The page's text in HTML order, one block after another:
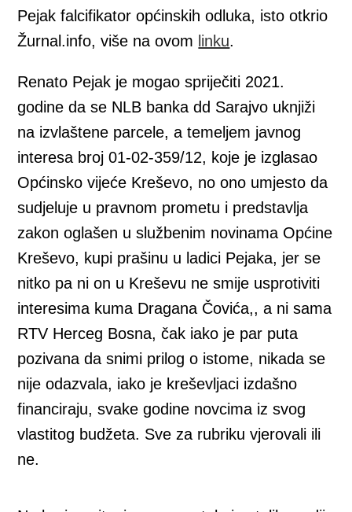
Pejak falcifikator općinskih odluka, isto otkrio
Žurnal.info, više na ovom linku.
Renato Pejak je mogao spriječiti 2021.
godine da se NLB banka dd Sarajvo uknjiži
na izvlaštene parcele, a temeljem javnog
interesa broj 01-02-359/12, koje je izglasao
Općinsko vijeće Kreševo, no ono umjesto da
sudjeluje u pravnom prometu i predstavlja
zakon oglašen u službenim novinama Općine
Kreševo, kupi prašinu u ladici Pejaka, jer se
nitko pa ni on u Kreševu ne smije usprotiviti
interesima kuma Dragana Čovića,, a ni sama
RTV Herceg Bosna, čak iako je par puta
pozivana da snimi prilog o istome, nikada se
nije odazvala, iako je kreševljaci izdašno
financiraju, svake godine novcima iz svog
vlastitog budžeta. Sve za rubriku vjerovali ili
ne.